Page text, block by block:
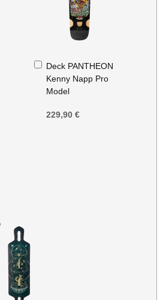
Deck PANTHEON
Kenny Napp Pro
Model
229,90 €
Ajouter
au
panier